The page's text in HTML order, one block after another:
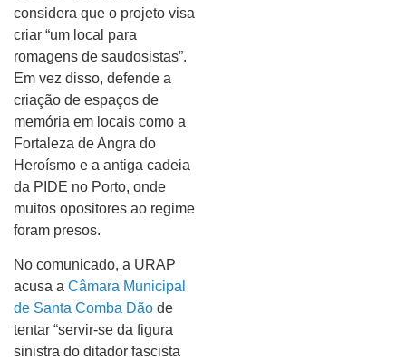
considera que o projeto visa
criar “um local para
romagens de saudosistas”.
Em vez disso, defende a
criação de espaços de
memória em locais como a
Fortaleza de Angra do
Heroísmo e a antiga cadeia
da PIDE no Porto, onde
muitos opositores ao regime
foram presos.
No comunicado, a URAP
acusa a Câmara Municipal
de Santa Comba Dão de
tentar “servir-se da figura
sinistra do ditador fascista